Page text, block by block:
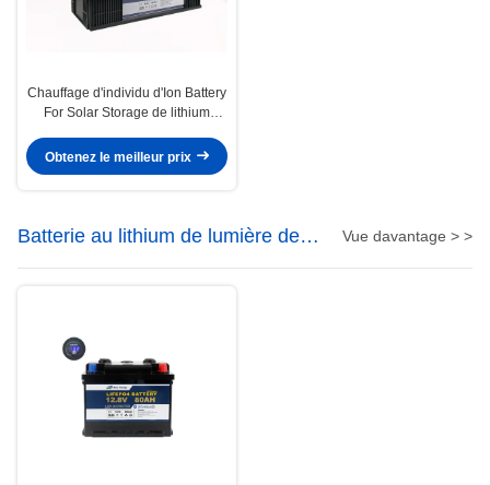
Chauffage d'individu d'Ion Battery
For Solar Storage de lithium
Obtenez le meilleur prix
Batterie au lithium de lumière de
LED
Vue davantage > >